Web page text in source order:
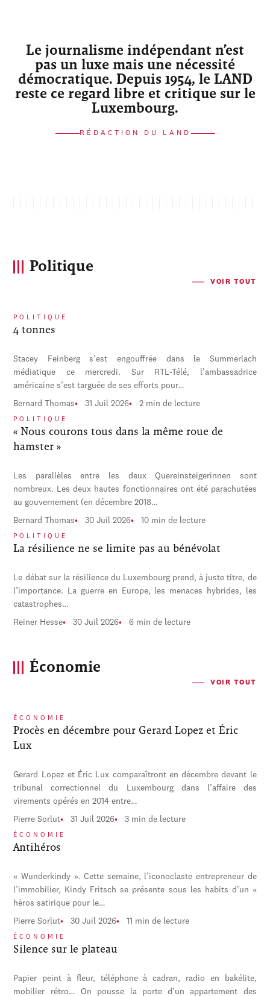
Le journalisme indépendant n’est
pas un luxe mais une nécessité
démocratique. Depuis 1954, le LAND
reste ce regard libre et critique sur le
Luxembourg.
RÉDACTION DU LAND
Politique
VOIR TOUT
POLITIQUE
4 tonnes
Stacey Feinberg s’est engouffrée dans le Summerlach
médiatique ce mercredi. Sur RTL-Télé, l’ambassadrice
américaine s’est targuée de ses efforts pour…
Bernard Thomas 31 Juil 2026 2 min de lecture
POLITIQUE
« Nous courons tous dans la même roue de
hamster »
Les parallèles entre les deux Quereinsteigerinnen sont
nombreux. Les deux hautes fonctionnaires ont été parachutées
au gouvernement (en décembre 2018…
Bernard Thomas 30 Juil 2026 10 min de lecture
POLITIQUE
La résilience ne se limite pas au bénévolat
Le débat sur la résilience du Luxembourg prend, à juste titre, de
l’importance. La guerre en Europe, les menaces hybrides, les
catastrophes…
Reiner Hesse 30 Juil 2026 6 min de lecture
Économie
VOIR TOUT
ÉCONOMIE
Procès en décembre pour Gerard Lopez et Éric
Lux
Gerard Lopez et Éric Lux comparaîtront en décembre devant le
tribunal correctionnel du Luxembourg dans l’affaire des
virements opérés en 2014 entre…
Pierre Sorlut 31 Juil 2026 3 min de lecture
ÉCONOMIE
Antihéros
« Wunderkindy ». Cette semaine, l’iconoclaste entrepreneur de
l’immobilier, Kindy Fritsch se présente sous les habits d’un «
héros satirique pour le…
Pierre Sorlut 30 Juil 2026 11 min de lecture
ÉCONOMIE
Silence sur le plateau
Papier peint à fleur, téléphone à cadran, radio en bakélite,
mobilier rétro… On pousse la porte d’un appartement des